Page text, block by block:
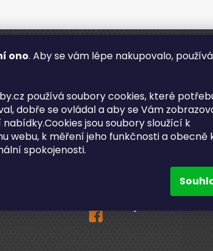
ono. Aby se vám lépe nakupovalo,
používá soubory cookies, které
dobře se ovládal a aby se Vám
jsou soubory sloužící k
webu, k měření jeho funkčnosti a obecně
spokojenosti.
servis
Kontakt
731 019 093